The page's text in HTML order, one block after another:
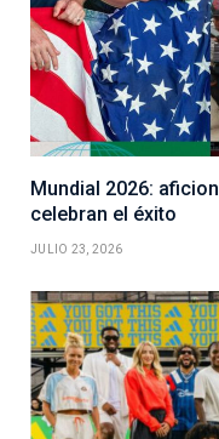
Mundial 2026:
celebran el éxito
JULIO 23, 2026